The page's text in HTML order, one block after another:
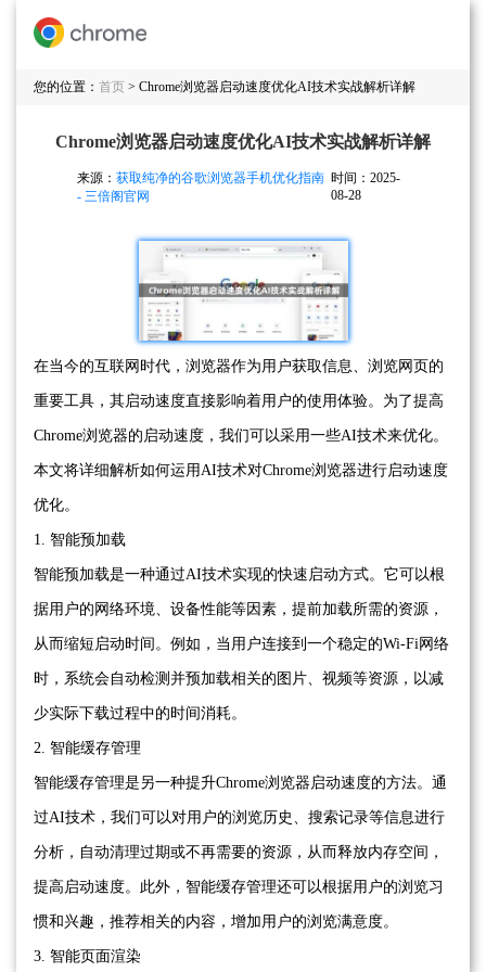
您的位置： 首页 > Chrome浏览器启动速度优化AI技术实战解析详解
Chrome浏览器启动速度优化AI技术实战解析详解
来源： 获取纯净的谷歌浏览器手机优化指南
- 三倍阁官网
时间：2025-
08-28
在当今的互联网时代，浏览器作为用户获取信息、浏览网页的
重要工具，其启动速度直接影响着用户的使用体验。为了提高
Chrome浏览器的启动速度，我们可以采用一些AI技术来优化。
本文将详细解析如何运用AI技术对Chrome浏览器进行启动速度
优化。
1. 智能预加载
智能预加载是一种通过AI技术实现的快速启动方式。它可以根
据用户的网络环境、设备性能等因素，提前加载所需的资源，
从而缩短启动时间。例如，当用户连接到一个稳定的Wi-Fi网络
时，系统会自动检测并预加载相关的图片、视频等资源，以减
少实际下载过程中的时间消耗。
2. 智能缓存管理
智能缓存管理是另一种提升Chrome浏览器启动速度的方法。通
过AI技术，我们可以对用户的浏览历史、搜索记录等信息进行
分析，自动清理过期或不再需要的资源，从而释放内存空间，
提高启动速度。此外，智能缓存管理还可以根据用户的浏览习
惯和兴趣，推荐相关的内容，增加用户的浏览满意度。
3. 智能页面渲染